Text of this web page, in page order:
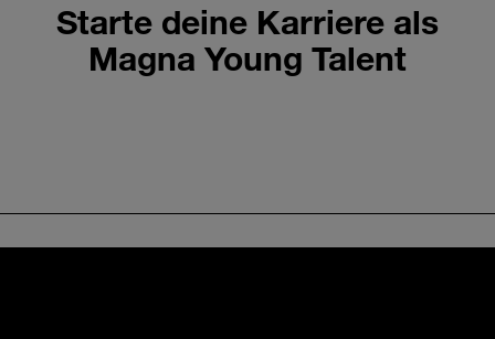
Starte deine Karriere als
Magna Young Talent